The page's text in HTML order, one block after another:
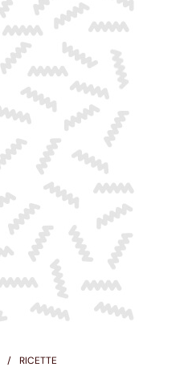
RICETTE